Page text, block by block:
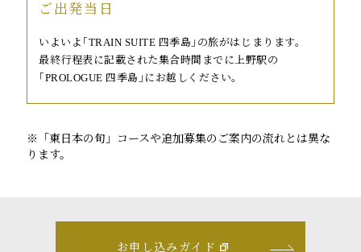
ご出発当日
いよいよ｢TRAIN SUITE 四季島｣の旅がはじまります。
最終行程表に記載された集合時間までに上野駅の
｢PROLOGUE 四季島｣にお越しください。
※「東日本の旬」コースや追加募集のご案内の流れとは異な
ります。
お申し込みガイド